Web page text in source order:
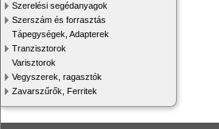
Szerelési segédanyagok
Szerszám és forrasztás
Tápegységek, Adapterek
Tranzisztorok
Varisztorok
Vegyszerek, ragasztók
Zavarszűrők, Ferritek